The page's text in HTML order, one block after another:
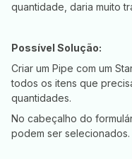
quantidade, daria muito
Possível Solução:
Criar um Pipe com um
todos os itens que
quantidades.
No cabeçalho do
podem ser selecionados.